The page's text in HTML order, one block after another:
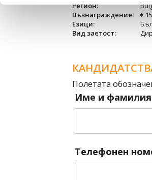
Регион:
Възнаграждение:
€
Езици:
Вид заетост:
Полетата
Име и
Телефонен